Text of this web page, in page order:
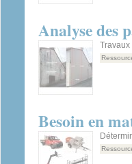
Analyse des
Travaux
Besoin en